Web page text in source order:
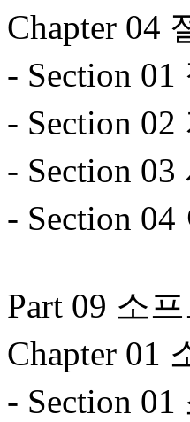
Chapter 04
- Section
- Section
- Section
- Section
Part 09 소
Chapter 01
- Section